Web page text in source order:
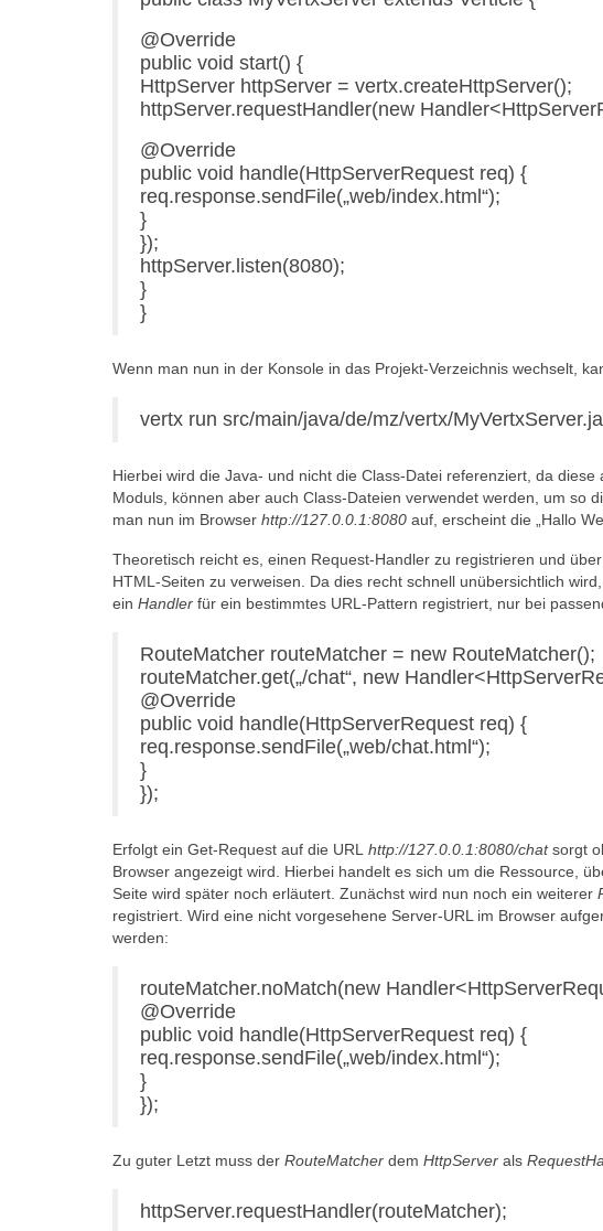
@Override
public void start() {
HttpServer httpServer = vertx.createHttpServer();
httpServer.requestHandler(new
@Override
public void handle(HttpServerRequest req) {
req.response.sendFile(„web/index.html“);
}
});
httpServer.listen(8080);
}
}
Wenn man nun in der Konsole in das Projekt-Verzeichnis wechselt,
vertx run src/main/java/de/mz/vertx/
Hierbei wird die Java- und nicht die Class-Datei referenziert, da
Moduls, können aber auch Class-Dateien verwendet werden, um so
man nun im Browser http://127.0.0.1:8080 auf, erscheint die „Hallo
Theoretisch reicht es, einen Request-Handler zu registrieren und
HTML-Seiten zu verweisen. Da dies recht schnell unübersichtlich
ein Handler für ein bestimmtes URL-Pattern registriert, nur bei
RouteMatcher routeMatcher = new RouteMatcher();
routeMatcher.get(„/chat“, new
@Override
public void handle(HttpServerRequest req) {
req.response.sendFile(„web/chat.html“);
}
});
Erfolgt ein Get-Request auf die URL http://127.0.0.1:8080/chatsorgt
Browser angezeigt wird. Hierbei handelt es sich um die Ressource,
Seite wird später noch erläutert. Zunächst wird nun noch ein weiterer
registriert. Wird eine nicht vorgesehene Server-URL im Browser
werden:
routeMatcher.noMatch(new
@Override
public void handle(HttpServerRequest req) {
req.response.sendFile(„web/index.html“);
}
});
Zu guter Letzt muss der RouteMatcher dem HttpServer als
httpServer.requestHandler(routeMatcher);